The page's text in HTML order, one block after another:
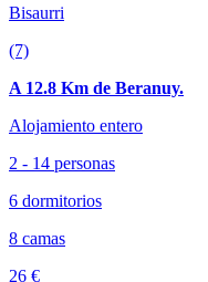
Bisaurri
(7)
A 12.8 Km de Beranuy.
Alojamiento entero
2 - 14 personas
6 dormitorios
8 camas
26 €